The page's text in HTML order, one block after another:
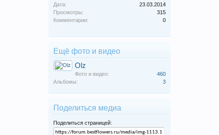
Дата:
23.03.2014
Просмотры:
315
Комментарии:
0
Ещё фото и видео
Olz
Фото и видео:
460
Альбомы:
3
Поделиться медиа
Поделиться страницей: